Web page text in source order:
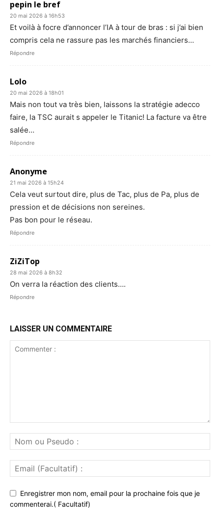
pepin le bref
20 mai 2026 à 16h53
Et voilà à focre d’annoncer l’IA à tour de bras : si j’ai bien
compris cela ne rassure pas les marchés financiers…
Répondre
Lolo
20 mai 2026 à 18h01
Mais non tout va très bien, laissons la stratégie adecco
faire, la TSC aurait s appeler le Titanic! La facture va être
salée…
Répondre
Anonyme
21 mai 2026 à 15h24
Cela veut surtout dire, plus de Tac, plus de Pa, plus de
pression et de décisions non sereines.
Pas bon pour le réseau.
Répondre
ZiZiTop
28 mai 2026 à 8h32
On verra la réaction des clients….
Répondre
LAISSER UN COMMENTAIRE
Enregistrer mon nom, email pour la prochaine fois que je
commenterai.( Facultatif)